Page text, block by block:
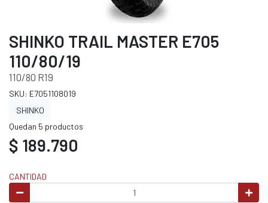
SHINKO TRAIL MASTER E705
110/80/19
110/80 R19
SKU: E7051108019
SHINKO
Quedan 5 productos
$ 189.790
CANTIDAD